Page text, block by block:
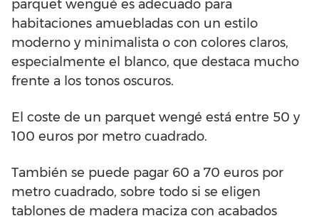
parquet wengué es adecuado para
habitaciones amuebladas con un estilo
moderno y minimalista o con colores claros,
especialmente el blanco, que destaca mucho
frente a los tonos oscuros.
El coste de un parquet wengé está entre 50 y
100 euros por metro cuadrado.
También se puede pagar 60 a 70 euros por
metro cuadrado, sobre todo si se eligen
tablones de madera maciza con acabados